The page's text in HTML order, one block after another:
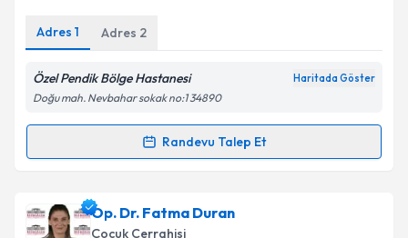
Kişisel verilerimin işlenmesine ilişkin
Metni'ni okudum ve kişisel verilerimin belirtilen
kapsamda işlenmesini kabul ediyorum.
Takvim Talebini Gönder
Adres 1 Adres 2
Özel Pendik Bölge Hastanesi Haritada Göster
Doğu mah. Nevbahar sokak no:1 34890
Randevu Talep Et
Randevu Takvimi Talebi
Op. Dr. Ahmet Topaloğluiçin randevu takvimi talebi
oluşturun. Size bu uzmandan randevu almanız için bir
Op. Dr. Fatma Duran
Çocuk Cerrahisi